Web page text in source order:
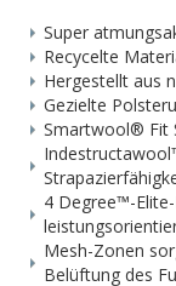
Super
Recycelte
Hergestellt aus
Gezielte
Smartwool® Fit
4 Degree™-
Mesh-Zonen
Belüftung des